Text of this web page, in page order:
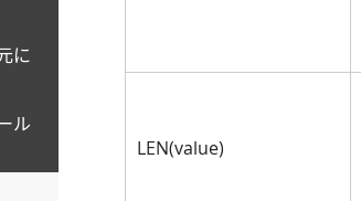
に
ル
LEN(value)